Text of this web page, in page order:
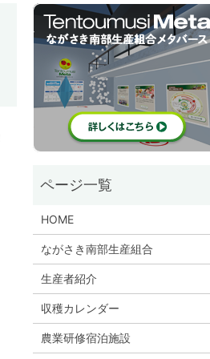
HOME
ながさき南部生産組合
生産者紹介
収穫カレンダー
農業研修宿泊施設